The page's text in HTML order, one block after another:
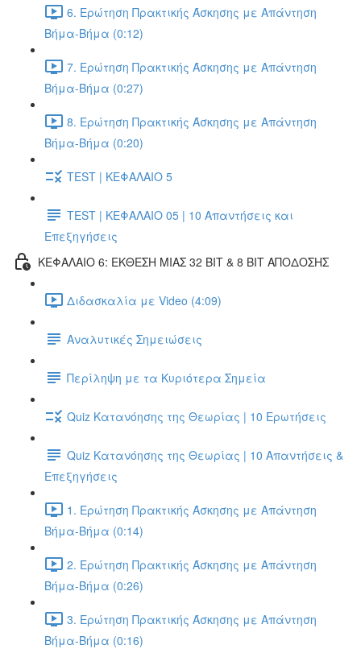
6. Ερώτηση Πρακτικής Άσκησης με Απάντηση
Βήμα-Βήμα (0:12)
7. Ερώτηση Πρακτικής Άσκησης με Απάντηση
Βήμα-Βήμα (0:27)
8. Ερώτηση Πρακτικής Άσκησης με Απάντηση
Βήμα-Βήμα (0:20)
TEST | ΚΕΦΑΛΑΙΟ 5
TEST | ΚΕΦΑΛΑΙΟ 05 | 10 Απαντήσεις και
Επεξηγήσεις
ΚΕΦΑΛΑΙΟ 6: ΕΚΘΕΣΗ ΜΙΑΣ 32 BIT & 8 BIT ΑΠΟΔΟΣΗΣ
Διδασκαλία με Video (4:09)
Αναλυτικές Σημειώσεις
Περίληψη με τα Κυριότερα Σημεία
Quiz Κατανόησης της Θεωρίας | 10 Ερωτήσεις
Quiz Κατανόησης της Θεωρίας | 10 Απαντήσεις &
Επεξηγήσεις
1. Ερώτηση Πρακτικής Άσκησης με Απάντηση
Βήμα-Βήμα (0:14)
2. Ερώτηση Πρακτικής Άσκησης με Απάντηση
Βήμα-Βήμα (0:26)
3. Ερώτηση Πρακτικής Άσκησης με Απάντηση
Βήμα-Βήμα (0:16)